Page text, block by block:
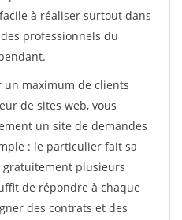
à réaliser surtout dans
professionnels du
un maximum de clients
de sites web, vous
un site de demandes
: le particulier fait sa
plusieurs
de répondre à chaque
des contrats et des